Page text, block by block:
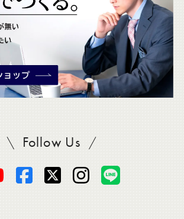
Follow UsSADAをフォロー
オ
オ
オ
オ